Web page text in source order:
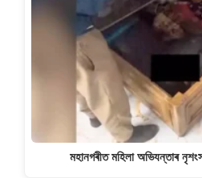
মহানগৰীত মহিলা অভিযন্তাৰ